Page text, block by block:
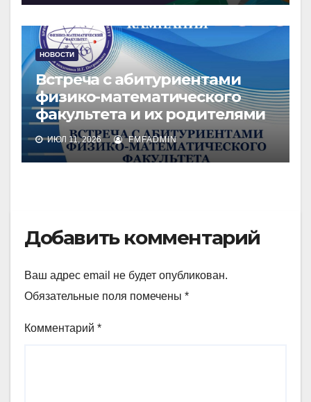
НОВОСТИ
Встреча с абитуриентами
физико-математического
факультета и их родителями
ИЮЛ 11, 2026 FMFADMIN
Добавить комментарий
Ваш адрес email не будет опубликован.
Обязательные поля помечены *
Комментарий *